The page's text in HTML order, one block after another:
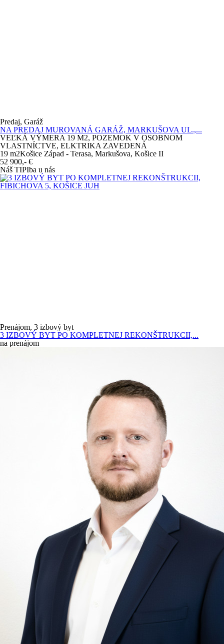
Predaj, Garáž
NA PREDAJ MUROVANÁ GARÁŽ, MARKUŠOVA UL.,...
VEĽKÁ VÝMERA 19 M2, POZEMOK V OSOBNOM
VLASTNÍCTVE, ELKTRIKA ZAVEDENÁ
19 m2Košice Západ - Terasa, Markušova, Košice II
52 900,- €
Náš TIPIba u nás
Prenájom, 3 izbový byt
3 IZBOVÝ BYT PO KOMPLETNEJ REKONŠTRUKCII,...
na prenájom